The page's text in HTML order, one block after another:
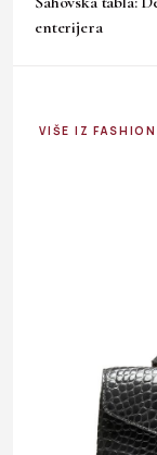
enterijera
VIŠE IZ FASHION